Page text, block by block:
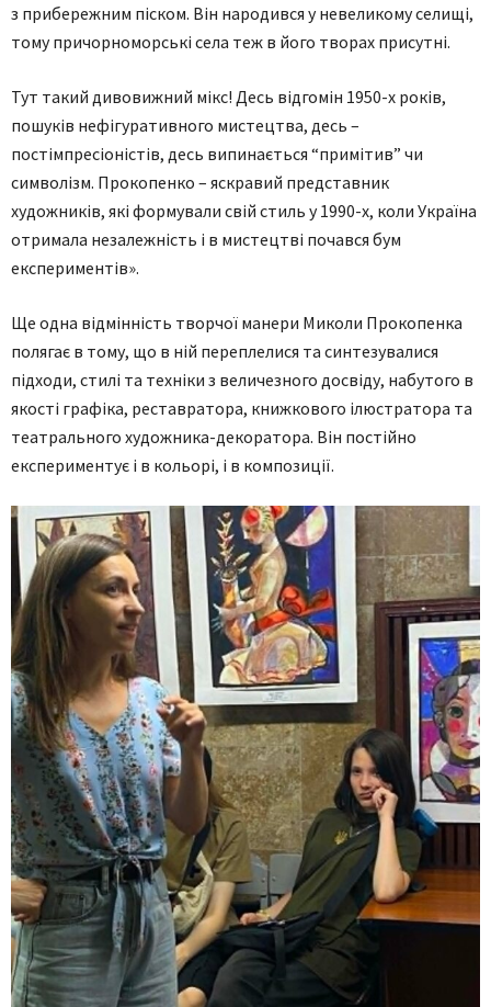
з прибережним піском. Він народився у невеликому селищі,
тому причорноморські села теж в його творах присутні.
Тут такий дивовижний мікс! Десь відгомін 1950-х років,
пошуків нефігуративного мистецтва, десь –
постімпресіоністів, десь випинається “примітив” чи
символізм. Прокопенко – яскравий представник
художників, які формували свій стиль у 1990-х, коли Україна
отримала незалежність і в мистецтві почався бум
експериментів».
Ще одна відмінність творчої манери Миколи Прокопенка
полягає в тому, що в ній переплелися та синтезувалися
підходи, стилі та техніки з величезного досвіду, набутого в
якості графіка, реставратора, книжкового ілюстратора та
театрального художника-декоратора. Він постійно
експериментує і в кольорі, і в композиції.